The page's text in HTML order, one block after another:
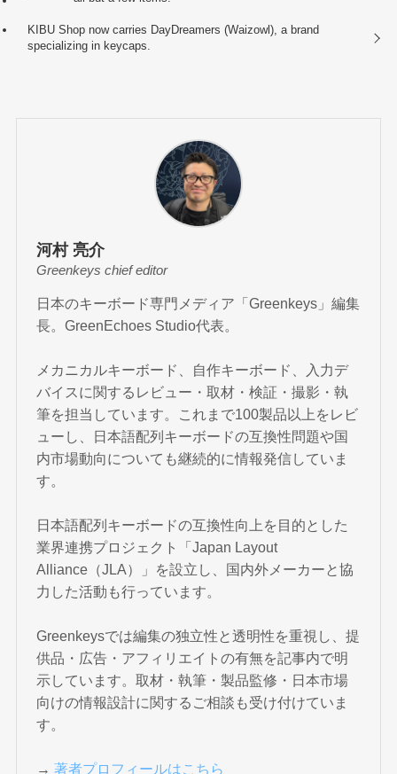
KIBU Shop now carries DayDreamers (Waizowl), a brand
specializing in keycaps.
河村 亮介
Greenkeys chief editor
日本のキーボード専門メディア「Greenkeys」編集
長。GreenEchoes Studio代表。
メカニカルキーボード、自作キーボード、入力デ
バイスに関するレビュー・取材・検証・撮影・執
筆を担当しています。これまで100製品以上をレビ
ューし、日本語配列キーボードの互換性問題や国
内市場動向についても継続的に情報発信していま
す。
日本語配列キーボードの互換性向上を目的とした
業界連携プロジェクト「Japan Layout
Alliance（JLA）」を設立し、国内外メーカーと協
力した活動も行っています。
Greenkeysでは編集の独立性と透明性を重視し、提
供品・広告・アフィリエイトの有無を記事内で明
示しています。取材・執筆・製品監修・日本市場
向けの情報設計に関するご相談も受け付けていま
す。
→著者プロフィールはこちら